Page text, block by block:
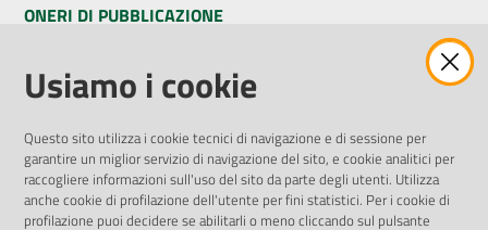
ONERI DI PUBBLICAZIONE
Amministrazione Trasparente
Pubblicità legale
Privacy Policy
Attuazione Misure PNRR
Liste di Attesa
Usiamo i cookie
Questo sito utilizza i cookie tecnici di navigazione e di sessione per
garantire un miglior servizio di navigazione del sito, e cookie analitici per
raccogliere informazioni sull'uso del sito da parte degli utenti. Utilizza
anche cookie di profilazione dell'utente per fini statistici. Per i cookie di
profilazione puoi decidere se abilitarli o meno cliccando sul pulsante